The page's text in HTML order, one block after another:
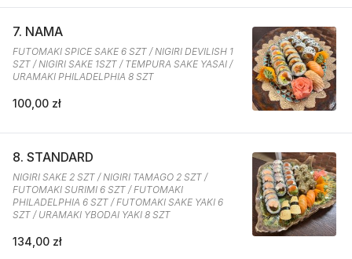
7. NAMA
FUTOMAKI SPICE SAKE 6 SZT / NIGIRI DEVILISH 1
SZT / NIGIRI SAKE 1SZT / TEMPURA SAKE YASAI /
URAMAKI PHILADELPHIA 8 SZT
100,00 zł
8. STANDARD
NIGIRI SAKE 2 SZT / NIGIRI TAMAGO 2 SZT /
FUTOMAKI SURIMI 6 SZT / FUTOMAKI
PHILADELPHIA 6 SZT / FUTOMAKI SAKE YAKI 6
SZT / URAMAKI YBODAI YAKI 8 SZT
134,00 zł